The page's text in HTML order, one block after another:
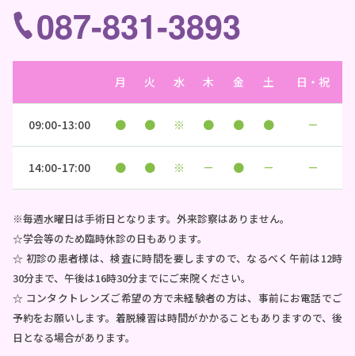
087-831-3893
月 火 水 木 金 土 日・祝
09:00-13:00 ● ● ※ ● ● ● －
14:00-17:00 ● ● ※ － ● － －
※毎週水曜日は手術日となります。外来診察はありません。
☆学会等のため臨時休診の日もあります。
☆ 初診の患者様は、検査に時間を要しますので、なるべく午前は12時
30分まで、午後は16時30分までにご来院ください。
☆ コンタクトレンズご希望の方で未経験者の方は、事前にお電話でご
予約をお願いします。着脱練習は時間がかかることもありますので、後
日となる場合があります。